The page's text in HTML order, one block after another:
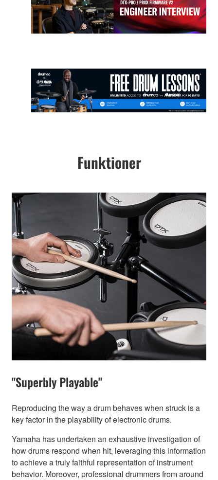
Funktioner
"Superbly Playable"
Reproducing the way a drum behaves when struck is a
key factor in the playability of electronic drums.
Yamaha has undertaken an exhaustive investigation of
how drums respond when hit, leveraging this information
to achieve a truly faithful representation of instrument
behavior. Moreover, professional drummers from around